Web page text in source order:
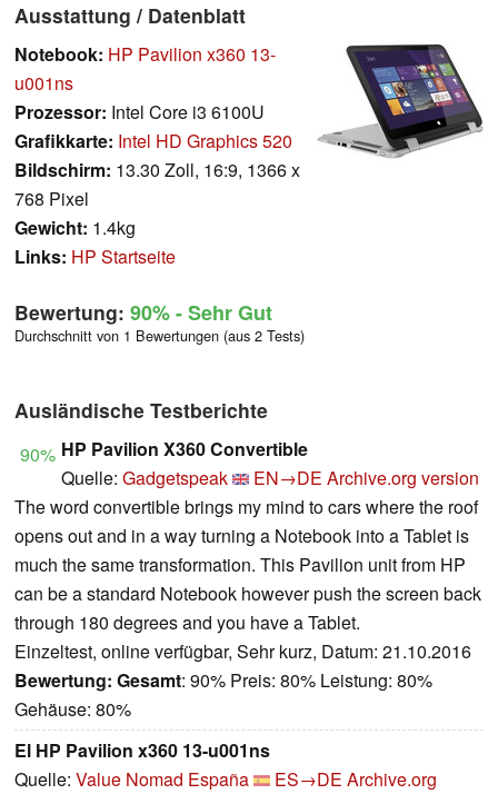
Ausstattung / Datenblatt
Notebook: HP Pavilion x360 13-
u001ns
Prozessor: Intel Core i3 6100U
Grafikkarte: Intel HD Graphics 520
Bildschirm: 13.30 Zoll, 16:9, 1366 x
768 Pixel
Gewicht: 1.4kg
Links: HP Startseite
Bewertung: 90%- Sehr Gut
Durchschnitt von 1 Bewertungen (aus 2 Tests)
Ausländische Testberichte
90% HP Pavilion X360 Convertible
Quelle: Gadgetspeak EN→DE Archive.org version
The word convertible brings my mind to cars where the roof
opens out and in a way turning a Notebook into a Tablet is
much the same transformation. This Pavilion unit from HP
can be a standard Notebook however push the screen back
through 180 degrees and you have a Tablet.
Einzeltest, online verfügbar, Sehr kurz, Datum: 21.10.2016
Bewertung: Gesamt: 90% Preis: 80% Leistung: 80%
Gehäuse: 80%
El HP Pavilion x360 13-u001ns
Quelle: Value Nomad España ES→DE Archive.org